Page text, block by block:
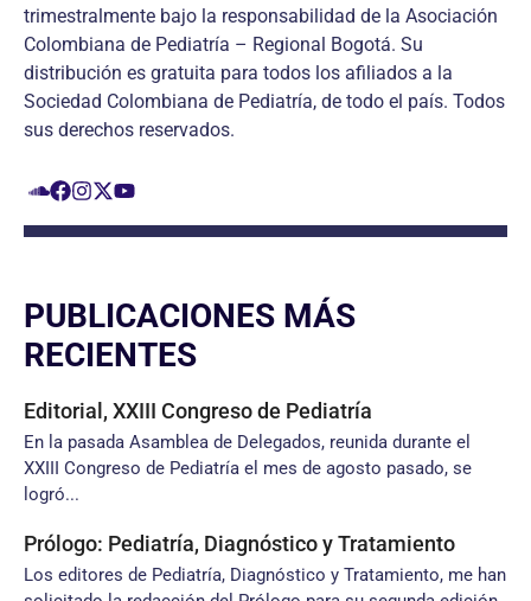
trimestralmente bajo la responsabilidad de la Asociación
Colombiana de Pediatría – Regional Bogotá. Su
distribución es gratuita para todos los afiliados a la
Sociedad Colombiana de Pediatría, de todo el país. Todos
sus derechos reservados.
PUBLICACIONES MÁS
RECIENTES
Editorial, XXIII Congreso de Pediatría
En la pasada Asamblea de Delegados, reunida durante el
XXIII Congreso de Pediatría el mes de agosto pasado, se
logró...
Prólogo: Pediatría, Diagnóstico y Tratamiento
Los editores de Pediatría, Diagnóstico y Tratamiento, me han